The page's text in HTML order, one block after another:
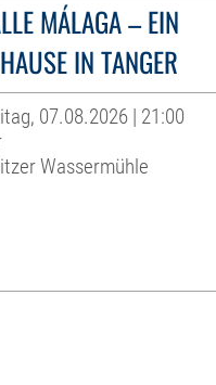
MÁLAGA – EIN
IN TANGER
07.08.2026 | 21:00
Wassermühle